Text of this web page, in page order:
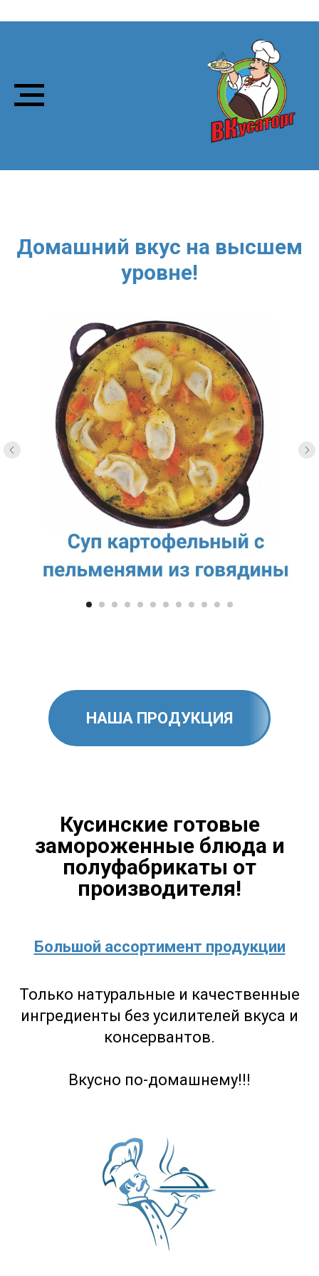
Домашний вкус на высшем
уровне!
НАША ПРОДУКЦИЯ
Кусинские готовые
замороженные блюда и
полуфабрикаты от
производителя!
Большой ассортимент продукции
Только натуральные и качественные
ингредиенты без усилителей вкуса и
консервантов.
Вкусно по-домашнему!!!